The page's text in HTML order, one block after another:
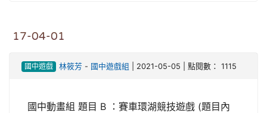
17-04-01
國中遊戲 林筱芳 - 國中遊戲組 | 2021-05-05 | 點閱數： 1115
國中動畫組 題目 B ：賽車環湖競技遊戲 (題目內